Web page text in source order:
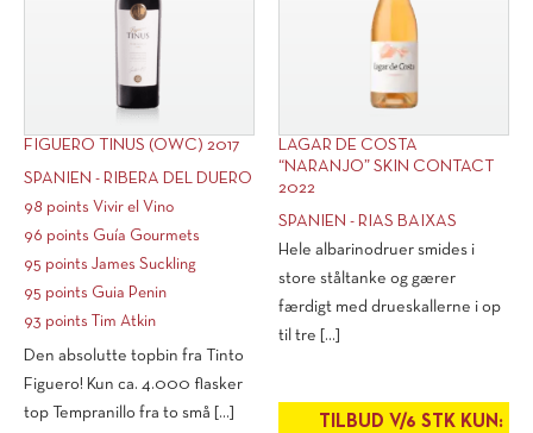
FIGUERO TINUS (OWC) 2017
SPANIEN - RIBERA DEL DUERO
98 points Vivir el Vino
96 points Guía Gourmets
95 points James Suckling
95 points Guia Penin
93 points Tim Atkin
Den absolutte topbin fra Tinto
Figuero! Kun ca. 4.000 flasker
top Tempranillo fra to små [...]
LAGAR DE COSTA
“NARANJO” SKIN CONTACT
2022
SPANIEN - RIAS BAIXAS
Hele albarinodruer smides i
store ståltanke og gærer
færdigt med drueskallerne i op
til tre [...]
TILBUD V/6 STK KUN: